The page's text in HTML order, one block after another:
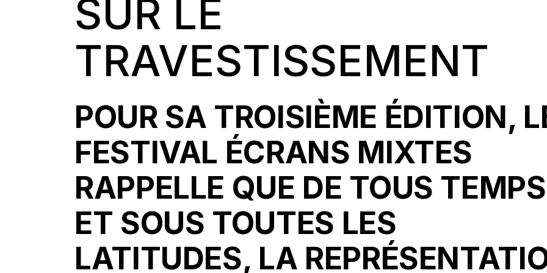
SUR LE
TRAVESTISSEMENT
POUR SA TROISIÈME ÉDITION,
FESTIVAL ÉCRANS MIXTES
RAPPELLE QUE DE TOUS TEMPS
ET SOUS TOUTES LES
LATITUDES, LA